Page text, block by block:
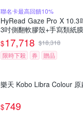
聯名卡最高回饋10%
HyRead Gaze Pro X 10.3
3吋側翻軟膠殼+手寫類紙
$17,718 $18,318
限時下殺
券 贈品
樂天 Kobo Libra Colour
$749